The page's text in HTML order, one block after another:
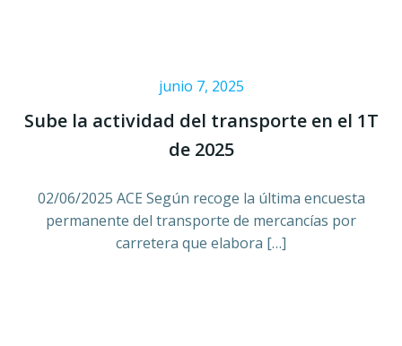
junio 7, 2025
Sube la actividad del transporte en el 1T
de 2025
02/06/2025 ACE Según recoge la última encuesta
permanente del transporte de mercancías por
carretera que elabora […]